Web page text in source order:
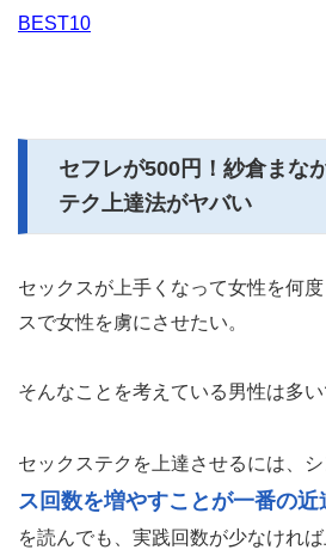
BEST10
セフレが500円！紗倉まな
テク上達法がヤバい
セックスが上手くなって女性を何
スで女性を虜にさせたい。
そんなことを考えている男性は多い
セックステクを上達させるには、
ス回数を増やすことが一番の近
を読んでも、実践回数が少なければ